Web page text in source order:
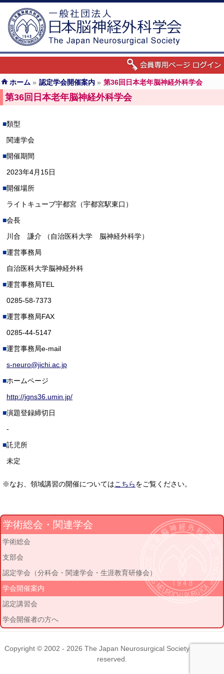
ホーム » 認定学会開催案内 » 第36回日本老年脳神経外科学会
第36回日本老年脳神経外科学会
類型
関連学会
開催期間
2023年4月15日
開催場所
ライトキューブ宇都宮（宇都宮駅東口）
会長
川合 謙介 （自治医科大学 脳神経外科学）
運営事務局
自治医科大学脳神経外科
運営事務局TEL
0285-58-7373
運営事務局FAX
0285-44-5147
運営事務局e-mail
s-neuro@jichi.ac.jp
ホームページ
http://jgns36.umin.jp/
演題登録締切日
-
託児所
未定
※なお、領域講習の開催についてはこちらをご覧ください。
学術総会・関連学会
学術総会
支部会
認定学会（分科会・関連学会・生涯教育研修会）
学会開催案内
認定講習会
学会開催者の方へ
Copyright © 2002 - 2026 The Japan Neurosurgical Society. All rights
reserved.